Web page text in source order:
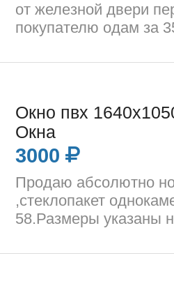
от железной двери
покупателю одам за
Окно пвх
Окна
3000
Продаю абсолютно
,стеклопакет
58.Размеры указаны